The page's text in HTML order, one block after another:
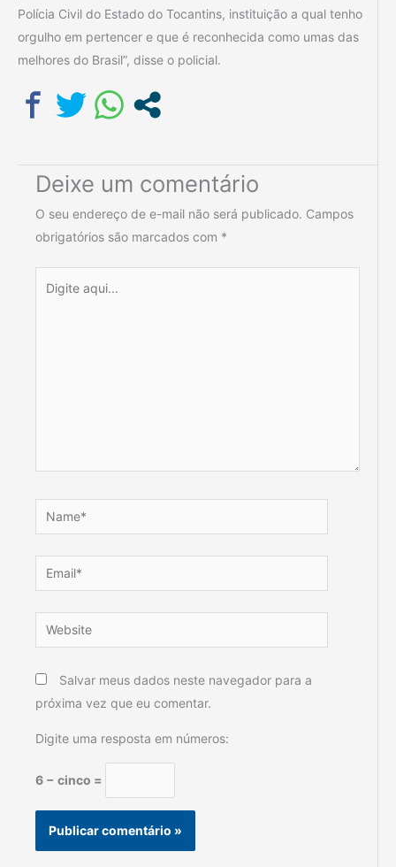
Polícia Civil do Estado do Tocantins, instituição a qual tenho
orgulho em pertencer e que é reconhecida como umas das
melhores do Brasil”, disse o policial.
Deixe um comentário
O seu endereço de e-mail não será publicado. Campos
obrigatórios são marcados com *
aqui...
Name*
Email*
Website
Salvar meus dados neste navegador para a
próxima vez que eu comentar.
Digite uma resposta em números:
6 − cinco =